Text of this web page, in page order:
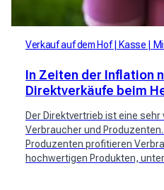
Verkauf auf dem Hof Kasse
In Zeiten der Inflation
Direktverkäufe beim
Der Direktvertrieb ist eine
Verbraucher und
Produzenten profitieren
hochwertigen Produkten,